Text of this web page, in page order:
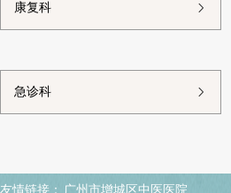
康复科
急诊科
友情链接： 广州市增城区中医医院